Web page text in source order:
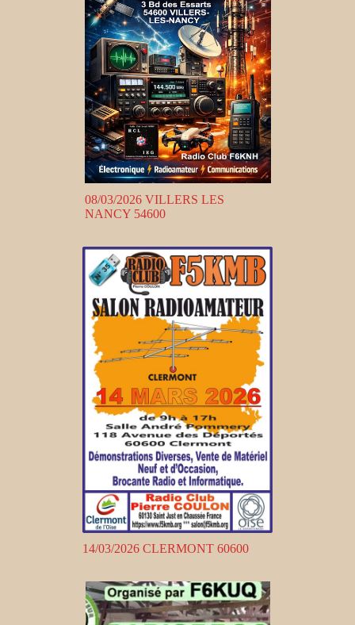
08/03/2026 VILLERS LES
NANCY 54600
14/03/2026 CLERMONT 60600